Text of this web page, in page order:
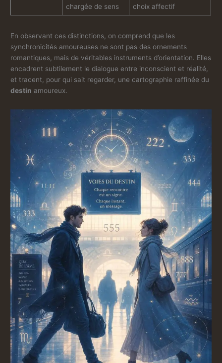
chargée de sens choix affectif
En observant ces distinctions, on comprend que les
synchronicités amoureuses ne sont pas des ornements
romantiques, mais de véritables instruments d’orientation. Elles
encadrent subtilement le dialogue entre inconscient et réalité,
et tracent, pour qui sait regarder, une cartographie raffinée du
destin amoureux.